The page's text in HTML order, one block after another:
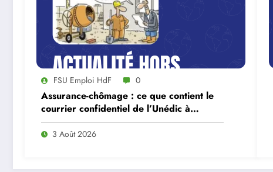
FSU Emploi HdF 0
Assurance-chômage : ce que contient le
courrier confidentiel de l’Unédic à
Lecornu
3 Août 2026